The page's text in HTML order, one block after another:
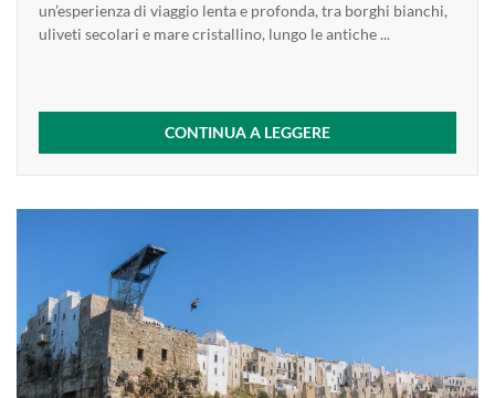
un’esperienza di viaggio lenta e profonda, tra borghi bianchi,
uliveti secolari e mare cristallino, lungo le antiche ...
CONTINUA A LEGGERE